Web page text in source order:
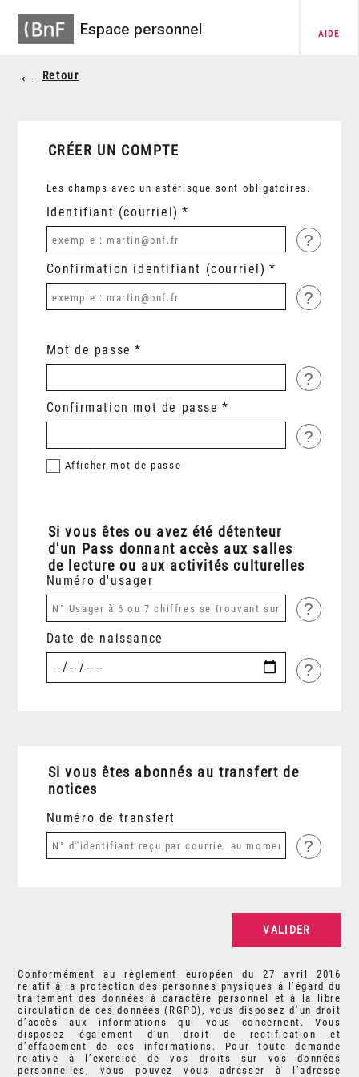
Espace personnel AIDE
Retour
CRÉER UN COMPTE
Les champs avec un astérisque sont obligatoires.
Identifiant (courriel)
?
Confirmation identifiant (courriel)
?
Mot de passe
?
Confirmation mot de passe
?
Afficher mot de passe
Si vous êtes ou avez été détenteur
d'un Pass donnant accès aux salles
de lecture ou aux activités culturelles
Numéro d'usager
?
Date de naissance
?
Si vous êtes abonnés au transfert de
notices
Numéro de transfert
?
Conformément au règlement européen du 27 avril 2016
relatif à la protection des personnes physiques à l’égard du
traitement des données à caractère personnel et à la libre
circulation de ces données (RGPD), vous disposez d’un droit
d’accès aux informations qui vous concernent. Vous
disposez également d’un droit de rectification et
d’effacement de ces informations. Pour toute demande
relative à l’exercice de vos droits sur vos données
personnelles, vous pouvez vous adresser à l’adresse